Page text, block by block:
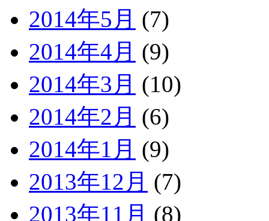
2014年5月 (7)
2014年4月 (9)
2014年3月 (10)
2014年2月 (6)
2014年1月 (9)
2013年12月 (7)
2013年11月 (8)